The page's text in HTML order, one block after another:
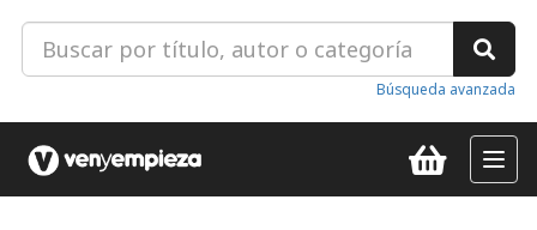
Búsqueda avanzada